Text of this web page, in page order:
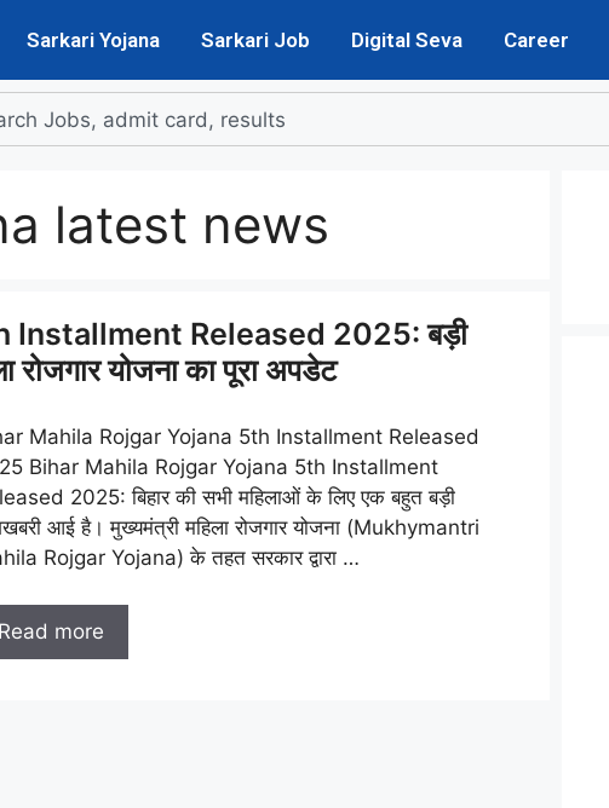
Sarkari Yojana Sarkari Job Digital Seva Career
latest news
Installment Released 2025: बड़ी
रोजगार योजना का पूरा अपडेट
Mahila Rojgar Yojana 5th Installment Released
Bihar Mahila Rojgar Yojana 5th Installment
2025: बिहार की सभी महिलाओं के लिए एक बहुत बड़ी
आई है। मुख्यमंत्री महिला रोजगार योजना (Mukhymantri
Rojgar Yojana) के तहत सरकार द्वारा …
more